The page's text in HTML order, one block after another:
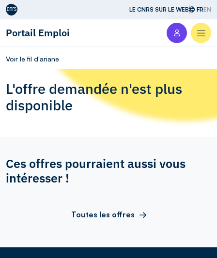
Aller au contenu LE CNRS SUR LE WEB FREN
Portail Emploi
Voir le fil d'ariane
L'offre demandée n'est plus
disponible
Ces offres pourraient aussi vous
intéresser !
Toutes les offres